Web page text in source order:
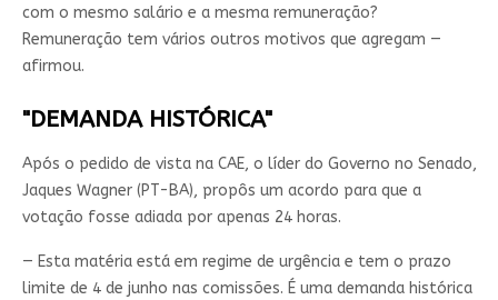
com o mesmo salário e a mesma remuneração?
Remuneração tem vários outros motivos que agregam —
afirmou.
"DEMANDA HISTÓRICA"
Após o pedido de vista na CAE, o líder do Governo no Senado,
Jaques Wagner (PT-BA), propôs um acordo para que a
votação fosse adiada por apenas 24 horas.
— Esta matéria está em regime de urgência e tem o prazo
limite de 4 de junho nas comissões. É uma demanda histórica